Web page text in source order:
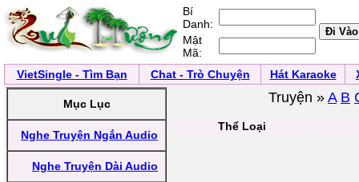
Bí
Danh:
Mật
Mã:
VietSingle - Tìm Bạn
Chat - Trò Chuyện Hát Karaoke
Mục Lục
Nghe Truyện Ngắn Audio
Nghe Truyện Dài Audio
Truyện » A B
Thể Loại